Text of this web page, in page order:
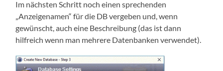
Im nächsten Schritt noch einen sprechenden
„Anzeigenamen“ für die DB vergeben und, wenn
gewünscht, auch eine Beschreibung (das ist dann
hilfreich wenn man mehrere Datenbanken verwendet).